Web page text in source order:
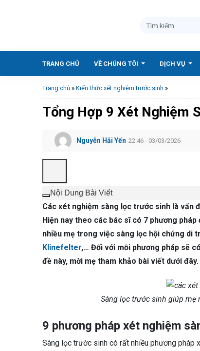
TRANG CHỦ VỀ CHÚNG TÔI DỊCH VỤ
Trang chủ » Kiến thức xét nghiệm trước sinh »
Tổng Hợp 9 Xét Nghiệm
Nguyễn Hải Yến 22:46 - 03/03/2026
Nội Dung Bài Viết
Các xét nghiệm sàng lọc trước sinh là vấn
Hiện nay theo các bác sĩ có 7 phương
nhiều mẹ trong việc sàng lọc hội chứng di
Klinefelter,… Đối với mỗi phương pháp sẽ
đề này, mời mẹ tham khảo bài viết dưới đây.
Sàng lọc trước sinh giúp mẹ
9 phương pháp xét nghiệm
Sàng lọc trước sinh có rất nhiều phương pháp